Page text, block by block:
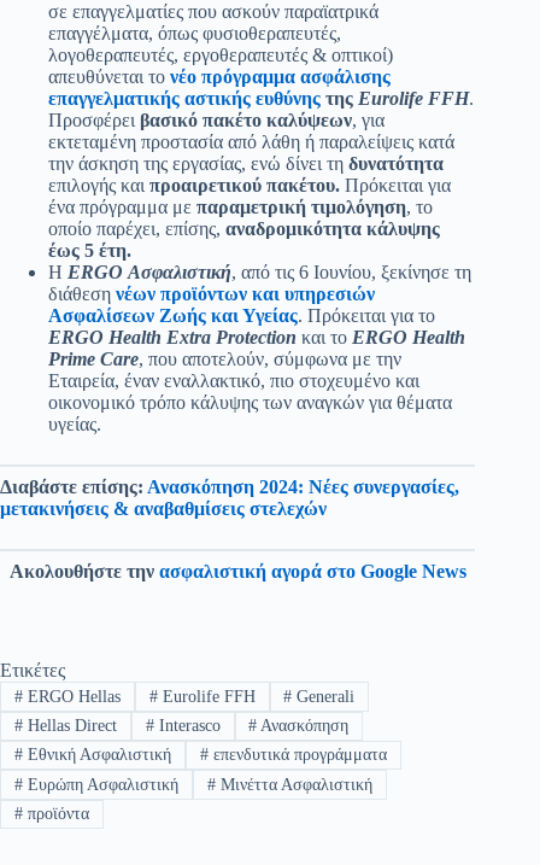
σε επαγγελματίες που ασκούν παραϊατρικά
επαγγέλματα, όπως φυσιοθεραπευτές,
λογοθεραπευτές, εργοθεραπευτές & οπτικοί)
απευθύνεται το νέο πρόγραμμα ασφάλισης
επαγγελματικής αστικής ευθύνης της Eurolife FFH.
Προσφέρει βασικό πακέτο καλύψεων, για
εκτεταμένη προστασία από λάθη ή παραλείψεις κατά
την άσκηση της εργασίας, ενώ δίνει τη δυνατότητα
επιλογής και προαιρετικού πακέτου. Πρόκειται για
ένα πρόγραμμα με παραμετρική τιμολόγηση, το
οποίο παρέχει, επίσης, αναδρομικότητα κάλυψης
έως 5 έτη.
Η ERGO Ασφαλιστική, από τις 6 Ιουνίου, ξεκίνησε τη
διάθεση νέων προϊόντων και υπηρεσιών
Ασφαλίσεων Ζωής και Υγείας. Πρόκειται για το
ERGO Health Extra Protection και το ERGO Health
Prime Care, που αποτελούν, σύμφωνα με την
Εταιρεία, έναν εναλλακτικό, πιο στοχευμένο και
οικονομικό τρόπο κάλυψης των αναγκών για θέματα
υγείας.
Διαβάστε επίσης: Ανασκόπηση 2024: Νέες συνεργασίες,
μετακινήσεις & αναβαθμίσεις στελεχών
Ακολουθήστε την ασφαλιστική αγορά στο Google News
Ετικέτες
#ERGO Hellas #Eurolife FFH # Generali
#Hellas Direct #Interasco # Ανασκόπηση
#Εθνική Ασφαλιστική #επενδυτικά προγράμματα
#Ευρώπη Ασφαλιστική #Μινέττα Ασφαλιστική
#προϊόντα